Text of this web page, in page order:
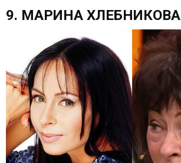
9. МАРИНА ХЛЕБНИКОВА